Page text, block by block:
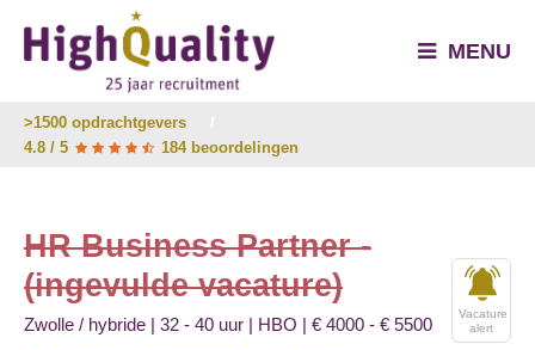
MENU
>1500 opdrachtgevers
4.8 / 5
184 beoordelingen
HR Business Partner -
(ingevulde vacature)
Vacature
alert
Zwolle / hybride | 32 - 40 uur | HBO | € 4000 - € 5500